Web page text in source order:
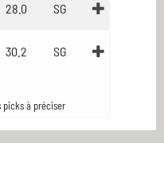
28.0 SG
30.2 SG
picks à préciser